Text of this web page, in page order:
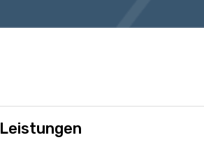
Leistungen